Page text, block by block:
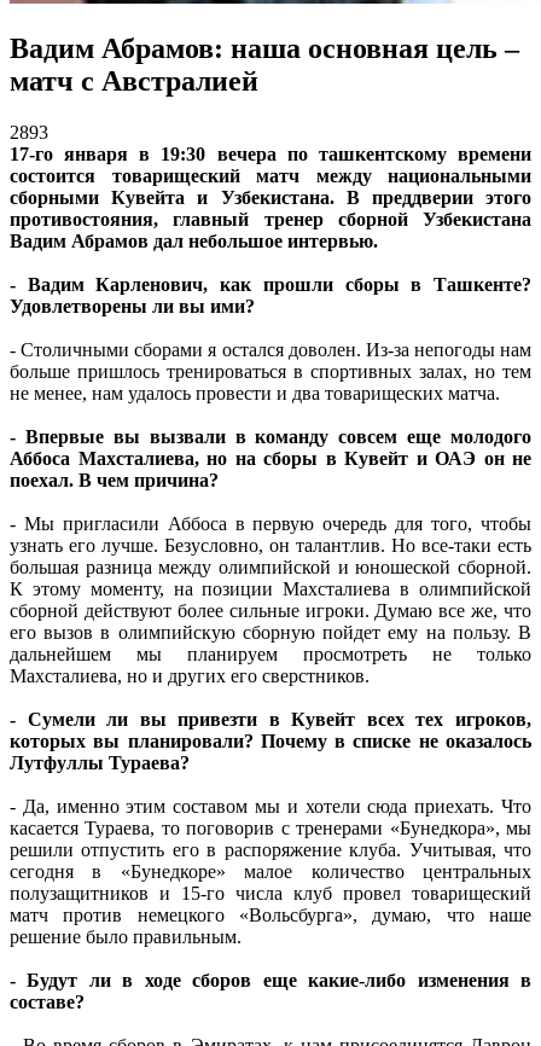
Вадим Абрамов: наша основная цель –
матч с Австралией
2893
17-го января в 19:30 вечера по ташкентскому времени
состоится товарищеский матч между национальными
сборными Кувейта и Узбекистана. В преддверии этого
противостояния, главный тренер сборной Узбекистана
Вадим Абрамов дал небольшое интервью.
- Вадим Карленович, как прошли сборы в Ташкенте?
Удовлетворены ли вы ими?
- Столичными сборами я остался доволен. Из-за непогоды нам
больше пришлось тренироваться в спортивных залах, но тем
не менее, нам удалось провести и два товарищеских матча.
- Впервые вы вызвали в команду совсем еще молодого
Аббоса Махсталиева, но на сборы в Кувейт и ОАЭ он не
поехал. В чем причина?
- Мы пригласили Аббоса в первую очередь для того, чтобы
узнать его лучше. Безусловно, он талантлив. Но все-таки есть
большая разница между олимпийской и юношеской сборной.
К этому моменту, на позиции Махсталиева в олимпийской
сборной действуют более сильные игроки. Думаю все же, что
его вызов в олимпийскую сборную пойдет ему на пользу. В
дальнейшем мы планируем просмотреть не только
Махсталиева, но и других его сверстников.
- Сумели ли вы привезти в Кувейт всех тех игроков,
которых вы планировали? Почему в списке не оказалось
Лутфуллы Тураева?
- Да, именно этим составом мы и хотели сюда приехать. Что
касается Тураева, то поговорив с тренерами «Бунедкора», мы
решили отпустить его в распоряжение клуба. Учитывая, что
сегодня в «Бунедкоре» малое количество центральных
полузащитников и 15-го числа клуб провел товарищеский
матч против немецкого «Вольсбурга», думаю, что наше
решение было правильным.
- Будут ли в ходе сборов еще какие-либо изменения в
составе?